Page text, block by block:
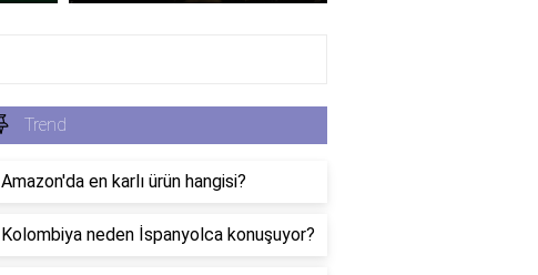
Trend
Amazon'da en karlı ürün hangisi?
Kolombiya neden İspanyolca konuşuyor?